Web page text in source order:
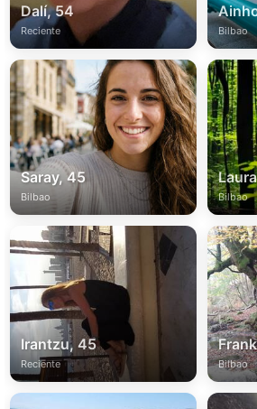
Dalí, 54
Reciente Bilbao
Saray, 45
Bilbao Bilbao
Irantzu, 45
Reciente Bilbao